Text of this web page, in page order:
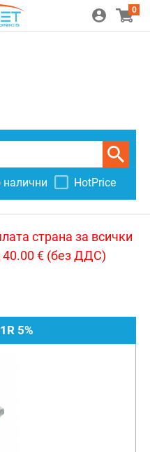
0
HotPrice
страна за всички
40.00 € (без ДДС)
5%